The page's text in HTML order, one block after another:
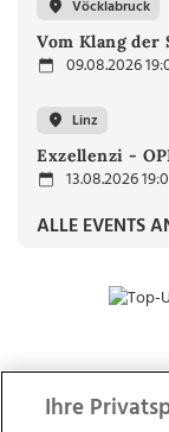
Vöcklabruck
Vom Klang der
09.08.2026
Linz
Exzellenzi -
13.08.2026
ALLE EVENTS
Ihre